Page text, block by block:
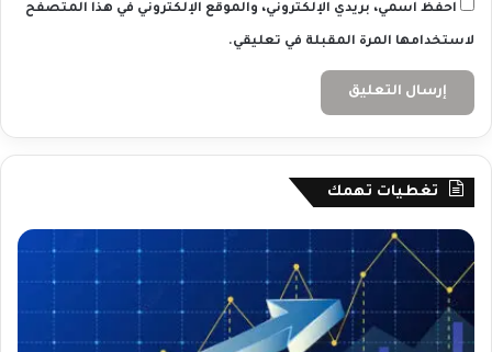
احفظ اسمي، بريدي الإلكتروني، والموقع الإلكتروني في هذا المتصفح
لاستخدامها المرة المقبلة في تعليقي.
تغطيات تهمك